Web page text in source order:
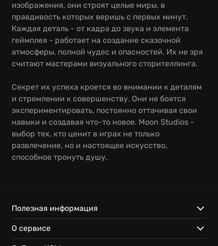
изображения, они строят целые миры, в
правдивость которых веришь с первых минут.
Каждая деталь - от кадра до звука и элемента
геймплея - работает на создание сказочной
атмосферы, полной чудес и опасностей. Их не зря
считают мастерами визуального сторителлинга.
Секрет их успеха кроется во внимании к деталям
и стремлении к совершенству. Они не боятся
экспериментировать, постоянно оттачивая свои
навыки и создавая что-то новое. Moon Studios -
выбор тех, кто ценит в играх не только
развлечение, но и настоящее искусство,
способное тронуть душу.
Полезная информация
О сервисе